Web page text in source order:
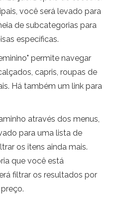
você será levado para
de subcategorias para
específicas.
permite navegar
capris, roupas de
Há também um link para
através dos menus,
para uma lista de
os itens ainda mais.
que você está
filtrar os resultados por